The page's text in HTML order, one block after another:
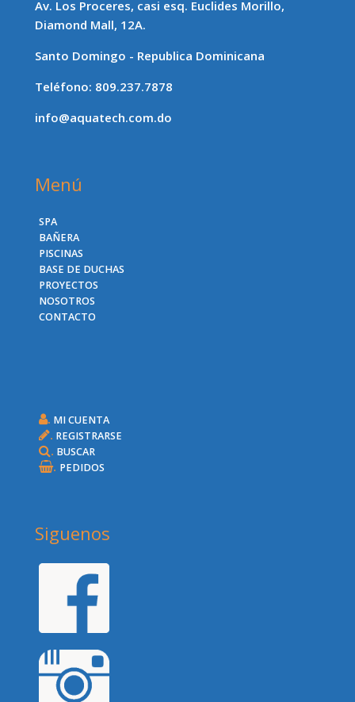
Av. Los Proceres, casi esq. Euclides Morillo,
Diamond Mall, 12A.
Santo Domingo - Republica Dominicana
Teléfono: 809.237.7878
info@aquatech.com.do
Menú
SPA
BAÑERA
PISCINAS
BASE DE DUCHAS
PROYECTOS
NOSOTROS
CONTACTO
. MI CUENTA
REGISTRARSE
BUSCAR
. PEDIDOS
Siguenos